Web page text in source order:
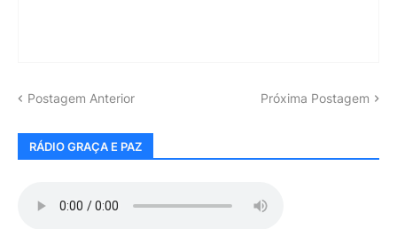
Postagem Anterior Próxima Postagem
RÁDIO GRAÇA E PAZ